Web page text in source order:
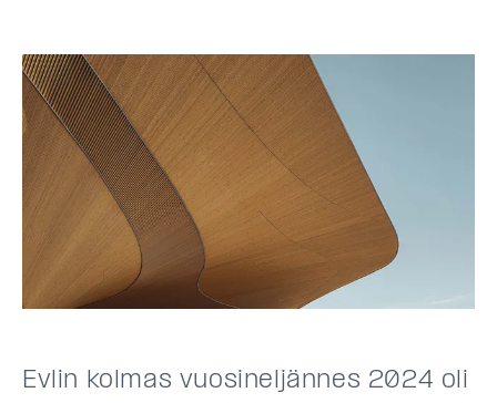
Evlin kolmas vuosineljännes 2024 oli